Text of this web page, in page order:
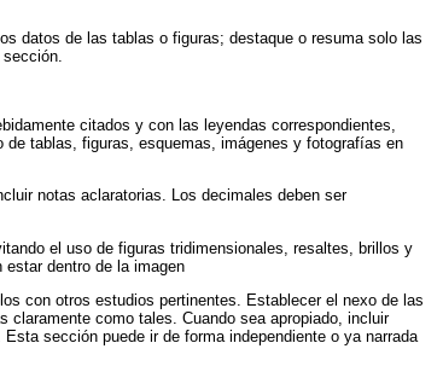
datos de las tablas o figuras; destaque o resuma solo las
citados y con las leyendas correspondientes,
tablas, figuras, esquemas, imágenes y fotografías en
notas aclaratorias. Los decimales deben ser
el uso de figuras tridimensionales, resaltes, brillos y
dentro de la imagen
con otros estudios pertinentes. Establecer el nexo de las
como tales. Cuando sea apropiado, incluir
sección puede ir de forma independiente o ya narrada